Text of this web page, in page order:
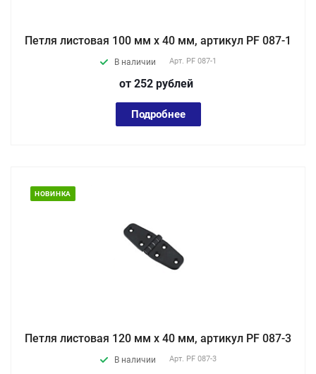
Петля листовая 100 мм х 40 мм, артикул PF 087-1
В наличии Арт. PF 087-1
от 252 рублей
Подробнее
НОВИНКА
Петля листовая 120 мм х 40 мм, артикул PF 087-3
В наличии Арт. PF 087-3